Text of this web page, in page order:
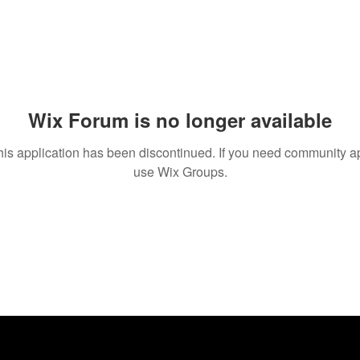
Wix Forum is no longer available
application has been discontinued. If you need community
use Wix Groups.